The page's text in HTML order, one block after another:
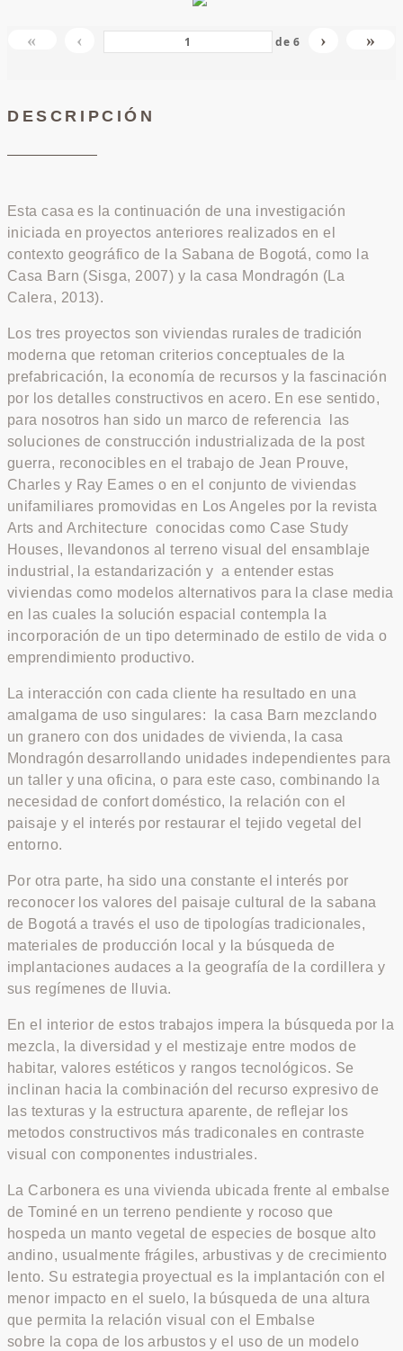
« ‹ de 6 › »
DESCRIPCIÓN
Esta casa es la continuación de una investigación
iniciada en proyectos anteriores realizados en el
contexto geográfico de la Sabana de Bogotá, como la
Casa Barn (Sisga, 2007) y la casa Mondragón (La
Calera, 2013).
Los tres proyectos son viviendas rurales de tradición
moderna que retoman criterios conceptuales de la
prefabricación, la economía de recursos y la fascinación
por los detalles constructivos en acero. En ese sentido,
para nosotros han sido un marco de referencia las
soluciones de construcción industrializada de la post
guerra, reconocibles en el trabajo de Jean Prouve,
Charles y Ray Eames o en el conjunto de viviendas
unifamiliares promovidas en Los Angeles por la revista
Arts and Architecture conocidas como Case Study
Houses, llevandonos al terreno visual del ensamblaje
industrial, la estandarización y a entender estas
viviendas como modelos alternativos para la clase media
en las cuales la solución espacial contempla la
incorporación de un tipo determinado de estilo de vida o
emprendimiento productivo.
La interacción con cada cliente ha resultado en una
amalgama de uso singulares: la casa Barn mezclando
un granero con dos unidades de vivienda, la casa
Mondragón desarrollando unidades independientes para
un taller y una oficina, o para este caso, combinando la
necesidad de confort doméstico, la relación con el
paisaje y el interés por restaurar el tejido vegetal del
entorno.
Por otra parte, ha sido una constante el interés por
reconocer los valores del paisaje cultural de la sabana
de Bogotá a través el uso de tipologías tradicionales,
materiales de producción local y la búsqueda de
implantaciones audaces a la geografía de la cordillera y
sus regímenes de lluvia.
En el interior de estos trabajos impera la búsqueda por la
mezcla, la diversidad y el mestizaje entre modos de
habitar, valores estéticos y rangos tecnológicos. Se
inclinan hacia la combinación del recurso expresivo de
las texturas y la estructura aparente, de reflejar los
metodos constructivos más tradiconales en contraste
visual con componentes industriales.
La Carbonera es una vivienda ubicada frente al embalse
de Tominé en un terreno pendiente y rocoso que
hospeda un manto vegetal de especies de bosque alto
andino, usualmente frágiles, arbustivas y de crecimiento
lento. Su estrategia proyectual es la implantación con el
menor impacto en el suelo, la búsqueda de una altura
que permita la relación visual con el Embalse
sobre la copa de los arbustos y el uso de un modelo